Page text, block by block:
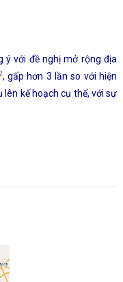
ý với đề nghị mở rộng địa
, gấp hơn 3 lần so với hiện
kế hoạch cụ thể, với sự